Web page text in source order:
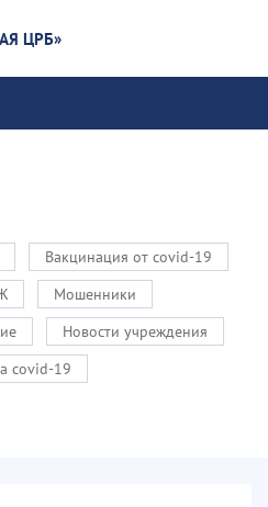
ЦРБ»
Вакцинация от covid-19
Мошенники
Новости учреждения
covid-19